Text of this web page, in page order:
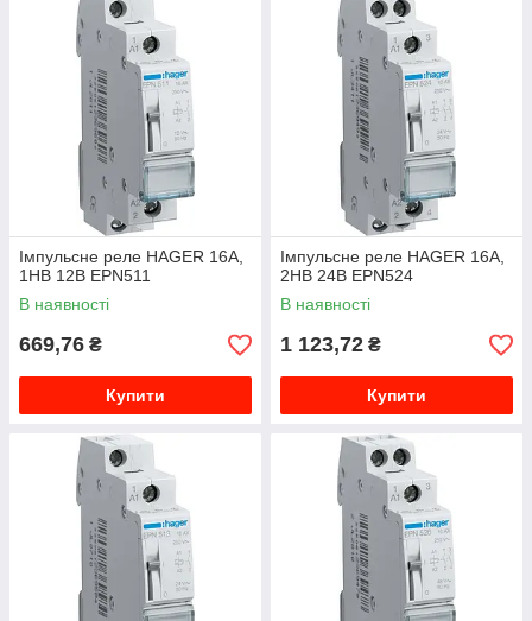
Імпульсне реле HAGER 16А,
1НВ 12В EPN511
В наявності
669,76 ₴
Купити
Імпульсне реле HAGER 16А,
2НВ 24В EPN524
В наявності
1 123,72 ₴
Купити